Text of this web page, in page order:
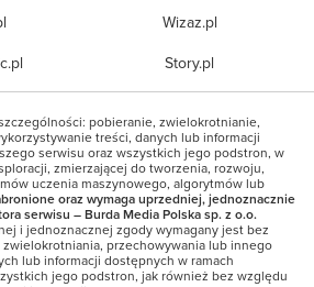
Wizaz.pl
Story.pl
pobieranie, zwielokrotnianie,
treści, danych lub informacji
serwisu oraz wszystkich jego podstron, w
zmierzającej do tworzenia, rozwoju,
uczenia maszynowego, algorytmów lub
oraz wymaga uprzedniej, jednoznacznie
serwisu – Burda Media Polska sp. z o.o.
i jednoznacznej zgody wymagany jest bez
przechowywania lub innego
lub informacji dostępnych w ramach
jego podstron, jak również bez względu